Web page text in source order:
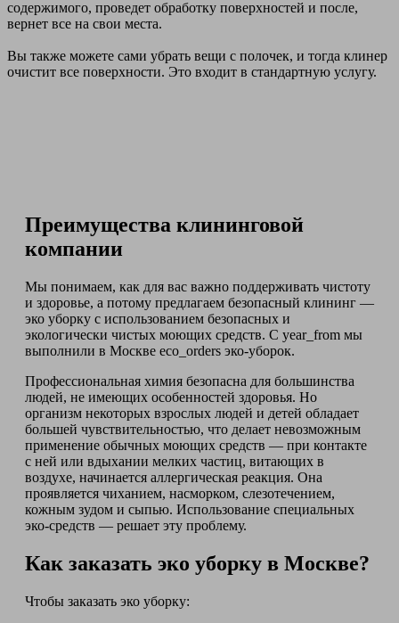
содержимого, проведет обработку поверхностей и после,
вернет все на свои места.
Вы также можете сами убрать вещи с полочек, и тогда клинер
очистит все поверхности. Это входит в стандартную услугу.
Преимущества клининговой
компании
Мы понимаем, как для вас важно поддерживать чистоту
и здоровье, а потому предлагаем безопасный клининг —
эко уборку с использованием безопасных и
экологически чистых моющих средств. С year_from мы
выполнили в Москве eco_orders эко-уборок.
Профессиональная химия безопасна для большинства
людей, не имеющих особенностей здоровья. Но
организм некоторых взрослых людей и детей обладает
большей чувствительностью, что делает невозможным
применение обычных моющих средств — при контакте
с ней или вдыхании мелких частиц, витающих в
воздухе, начинается аллергическая реакция. Она
проявляется чиханием, насморком, слезотечением,
кожным зудом и сыпью. Использование специальных
эко-средств — решает эту проблему.
Как заказать эко уборку в Москве?
Чтобы заказать эко уборку: